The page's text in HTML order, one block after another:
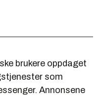
brukere oppdaget
som
Annonsene